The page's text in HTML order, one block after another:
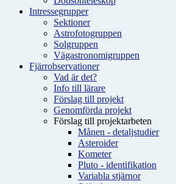
Intressegrupper
Sektioner
Astrofotogruppen
Solgruppen
Vägastronomigruppen
Fjärrobservationer
Vad är det?
Info till lärare
Förslag till projekt
Genomförda projekt
Förslag till projektarbeten
Månen - detaljstudier
Asteroider
Kometer
Pluto - identifikation
Variabla stjärnor